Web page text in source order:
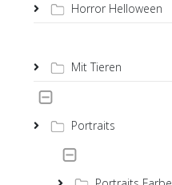
Horror Helloween
Mit Tieren
Portraits